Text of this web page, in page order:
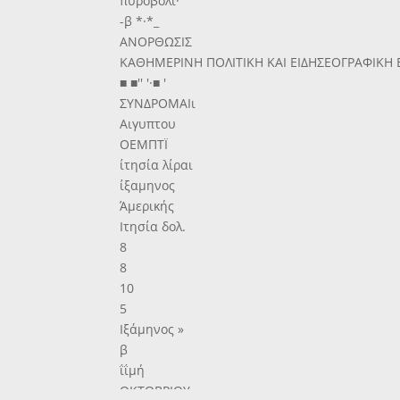
-β *·*_
ΑΝΟΡΘΩΣΙΣ
ΚΑΘΗΜΕΡΙΝΗ ΠΟΛΙΤΙΚΗ ΚΑΙ ΕΙΔΗΣΕΟΓΡΑΦΙΚΗ
■ ■'' '·■ '
ΣΥΝΔΡΟΜΑΙι
Αιγυπτου
ΟΕΜΠΤΪ
ίτησία λίραι
ίξαμηνος
Άμερικής
Ιτησία δολ.
8
8
10
5
Ιξάμηνος »
β
ΐΐμή
ΟΚΤΩΒΡΙΟΥ